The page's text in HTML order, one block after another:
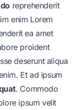
reprehenderit
enim Lorem
ea amet
proident
deserunt aliqua
Et ad ipsum
. Commodo
ipsum velit